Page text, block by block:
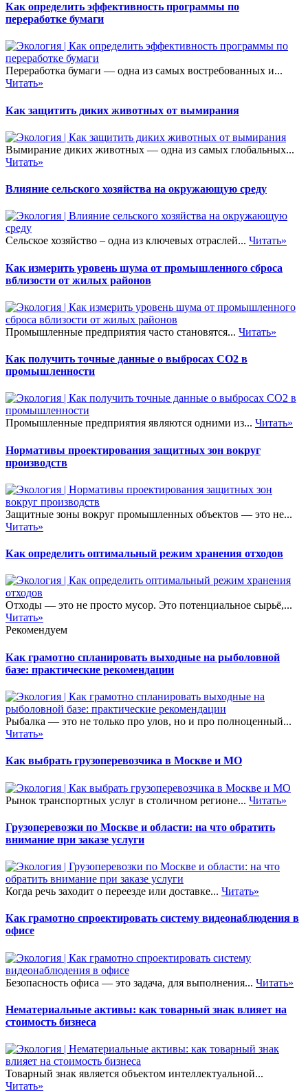
Как определить эффективность программы по
переработке бумаги
Переработка бумаги — одна из самых востребованных и...
Читать»
Как защитить диких животных от вымирания
Вымирание диких животных — одна из самых глобальных...
Читать»
Влияние сельского хозяйства на окружающую среду
Сельское хозяйство – одна из ключевых отраслей... Читать»
Как измерить уровень шума от промышленного сброса
вблизости от жилых районов
Промышленные предприятия часто становятся... Читать»
Как получить точные данные о выбросах CO2 в
промышленности
Промышленные предприятия являются одними из... Читать»
Нормативы проектирования защитных зон вокруг
производств
Защитные зоны вокруг промышленных объектов — это не...
Читать»
Как определить оптимальный режим хранения отходов
Отходы — это не просто мусор. Это потенциальное сырьё,...
Читать»
Рекомендуем
Как грамотно спланировать выходные на рыболовной
базе: практические рекомендации
Рыбалка — это не только про улов, но и про полноценный...
Читать»
Как выбрать грузоперевозчика в Москве и МО
Рынок транспортных услуг в столичном регионе... Читать»
Грузоперевозки по Москве и области: на что обратить
внимание при заказе услуги
Когда речь заходит о переезде или доставке... Читать»
Как грамотно спроектировать систему видеонаблюдения в
офисе
Безопасность офиса — это задача, для выполнения... Читать»
Нематериальные активы: как товарный знак влияет на
стоимость бизнеса
Товарный знак является объектом интеллектуальной...
Читать»